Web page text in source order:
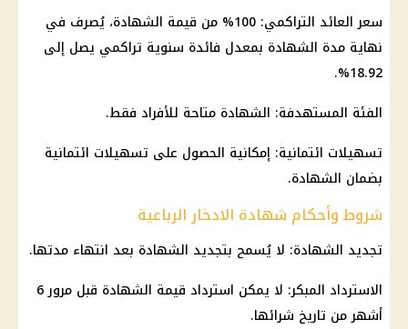
سعرالعائد التراكمي: 100 % من قيمة الشهادة، يُصرف في
نهاية مدة الشهادة بمعدل فائدة سنوية تراكمي يصل إلى
18.92%.
الفئة المستهدفة: الشهادة متاحة للأفراد فقط.
تسهيلات ائتمانية: إمكانية الحصول على تسهيلات ائتمانية
بضمان الشهادة.
شروط وأحكام شهادة الادخار الرباعية
تجديد الشهادة: لا يُسمح بتجديد الشهادة بعد انتهاء مدتها.
الاسترداد المبكر: لا يمكن استرداد قيمة الشهادة قبل مرور6
أشهر من تاريخ شرائها.